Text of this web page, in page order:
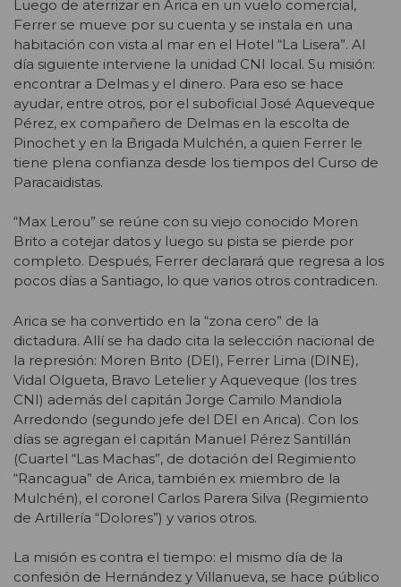
Luego de aterrizar en Arica en un vuelo comercial,
Ferrer se mueve por su cuenta y se instala en una
habitación con vista al mar en el Hotel “La Lisera”. Al
día siguiente interviene la unidad CNI local. Su misión:
encontrar a Delmas y el dinero. Para eso se hace
ayudar, entre otros, por el suboficial José Aqueveque
Pérez, ex compañero de Delmas en la escolta de
Pinochet y en la Brigada Mulchén, a quien Ferrer le
tiene plena confianza desde los tiempos del Curso de
Paracaidistas.
“Max Lerou” se reúne con su viejo conocido Moren
Brito a cotejar datos y luego su pista se pierde por
completo. Después, Ferrer declarará que regresa a los
pocos días a Santiago, lo que varios otros contradicen.
Arica se ha convertido en la “zona cero” de la
dictadura. Allí se ha dado cita la selección nacional de
la represión: Moren Brito (DEI), Ferrer Lima (DINE),
Vidal Olgueta, Bravo Letelier y Aqueveque (los tres
CNI) además del capitán Jorge Camilo Mandiola
Arredondo (segundo jefe del DEI en Arica). Con los
días se agregan el capitán Manuel Pérez Santillán
(Cuartel “Las Machas”, de dotación del Regimiento
“Rancagua” de Arica, también ex miembro de la
Mulchén), el coronel Carlos Parera Silva (Regimiento
de Artillería “Dolores”) y varios otros.
La misión es contra el tiempo: el mismo día de la
confesión de Hernández y Villanueva, se hace público